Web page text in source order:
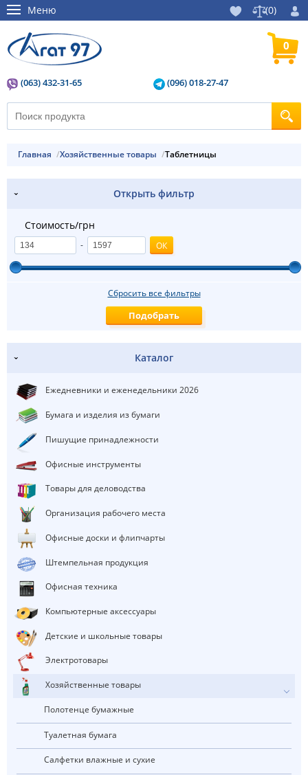
Меню (0)
(063) 432-31-65 (096) 018-27-47
0
Главная Хозяйственные товары Таблетницы
Открыть фильтр
Стоимость/грн
-
Сбросить все фильтры
Каталог
Ежедневники и еженедельники 2026
Бумага и изделия из бумаги
Пишущие принадлежности
Офисные инструменты
Товары для деловодства
Организация рабочего места
Офисные доски и флипчарты
Штемпельная продукция
Офисная техника
Компьютерные аксессуары
Детские и школьные товары
Электротовары
Хозяйственные товары
Полотенце бумажные
Туалетная бумага
Салфетки влажные и сухие